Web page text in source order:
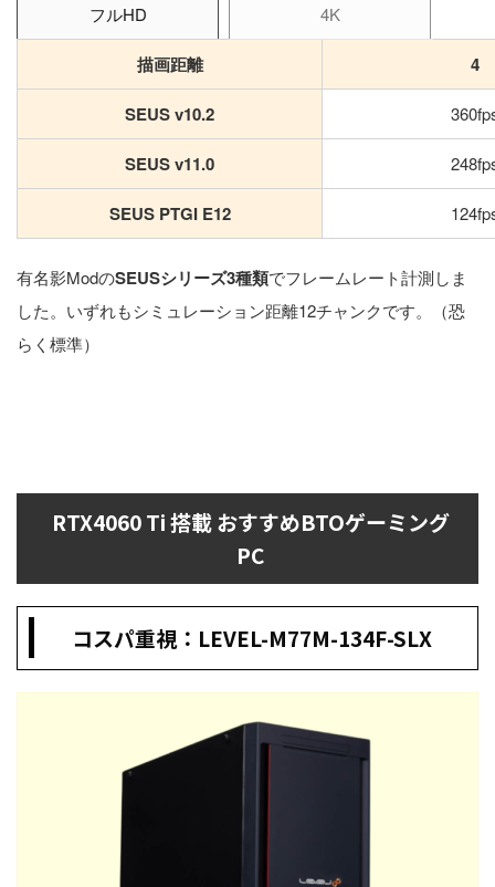
フルHD 4K
描画距離 4
SEUS v10.2
SEUS v11.0
SEUS PTGI E12
有名影ModのSEUSシリーズ3種類でフレームレート計測しま
した。いずれもシミュレーション距離12チャンクです。（恐
らく標準）
RTX4060 Ti 搭載 おすすめBTOゲーミング
PC
コスパ重視：LEVEL-M77M-134F-SLX